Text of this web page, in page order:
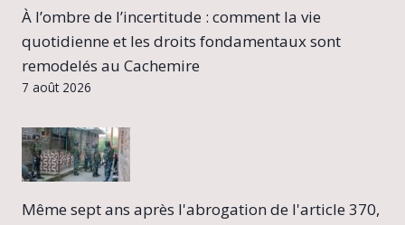
À l’ombre de l’incertitude : comment la vie
quotidienne et les droits fondamentaux sont
remodelés au Cachemire
7 août 2026
Même sept ans après l'abrogation de l'article 370,